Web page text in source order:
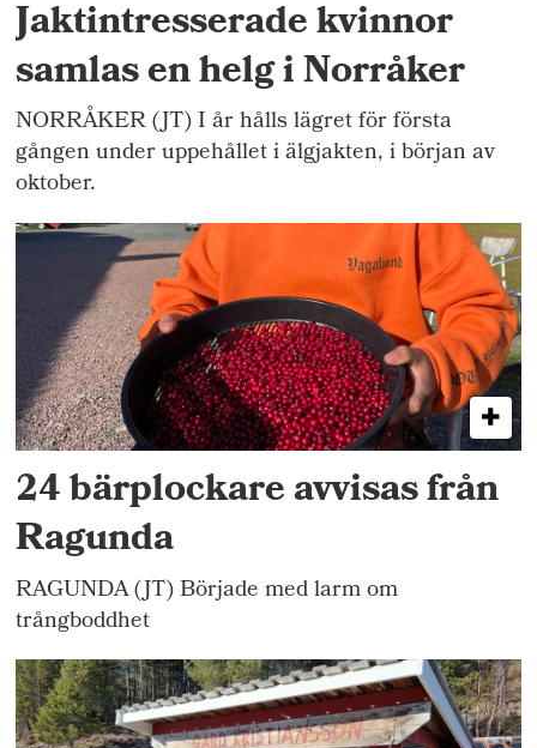
Jaktintresserade kvinnor
samlas en helg i Norråker
NORRÅKER (JT) I år hålls lägret för första
gången under uppehållet i älgjakten, i början av
oktober.
24 bärplockare avvisas från
Ragunda
RAGUNDA (JT) Började med larm om
trångboddhet